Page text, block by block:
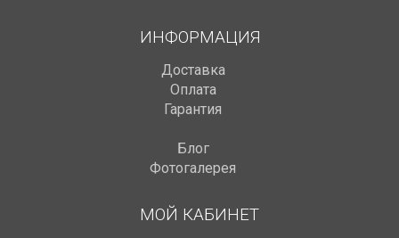
ИНФОРМАЦИЯ
Доставка
Оплата
Гарантия
Блог
Фотогалерея
МОЙ КАБИНЕТ